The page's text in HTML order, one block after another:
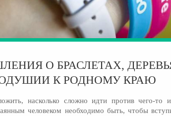
О БРАСЛЕТАХ,
К РОДНОМУ КРАЮ
насколько сложно идти против чего-то
человеком необходимо быть, чтобы